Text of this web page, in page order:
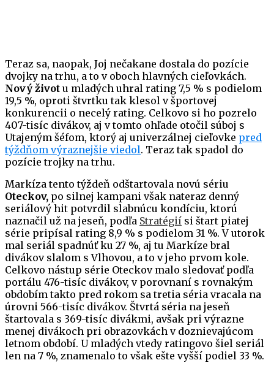
Teraz sa, naopak, Joj nečakane dostala do pozície
dvojky na trhu, a to v oboch hlavných cieľovkách.
Nový život u mladých uhral rating 7,5 % s podielom
19,5 %, oproti štvrtku tak klesol v športovej
konkurencii o necelý rating. Celkovo si ho pozrelo
407-tisíc divákov, aj v tomto ohľade otočil súboj s
Utajeným šéfom, ktorý aj univerzálnej cieľovke pred
týždňom výraznejšie viedol. Teraz tak spadol do
pozície trojky na trhu.
Markíza tento týždeň odštartovala novú sériu
Oteckov, po silnej kampani však nateraz denný
seriálový hit potvrdil slabnúcu kondíciu, ktorú
naznačil už na jeseň, podľa Stratégií si štart piatej
série pripísal rating 8,9 % s podielom 31 %. V utorok
mal seriál spadnúť ku 27 %, aj tu Markíze bral
divákov slalom s Vlhovou, a to v jeho prvom kole.
Celkovo nástup série Oteckov malo sledovať podľa
portálu 476-tisíc divákov, v porovnaní s rovnakým
obdobím takto pred rokom sa tretia séria vracala na
úrovni 566-tisíc divákov. Štvrtá séria na jeseň
štartovala s 369-tisíc divákmi, avšak pri výrazne
menej divákoch pri obrazovkách v doznievajúcom
letnom období. U mladých vtedy ratingovo šiel seriál
len na 7 %, znamenalo to však ešte vyšší podiel 33 %.